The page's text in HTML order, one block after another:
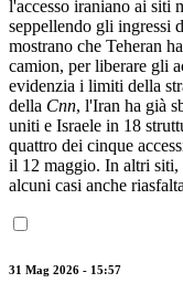
l'accesso iraniano ai siti
seppellendo gli ingressi
mostrano che Teheran
camion, per liberare gli
evidenzia i limiti della
della Cnn, l'Iran ha già
uniti e Israele in 18
quattro dei cinque
il 12 maggio. In altri siti,
alcuni casi anche
31 Mag 2026 - 15:57